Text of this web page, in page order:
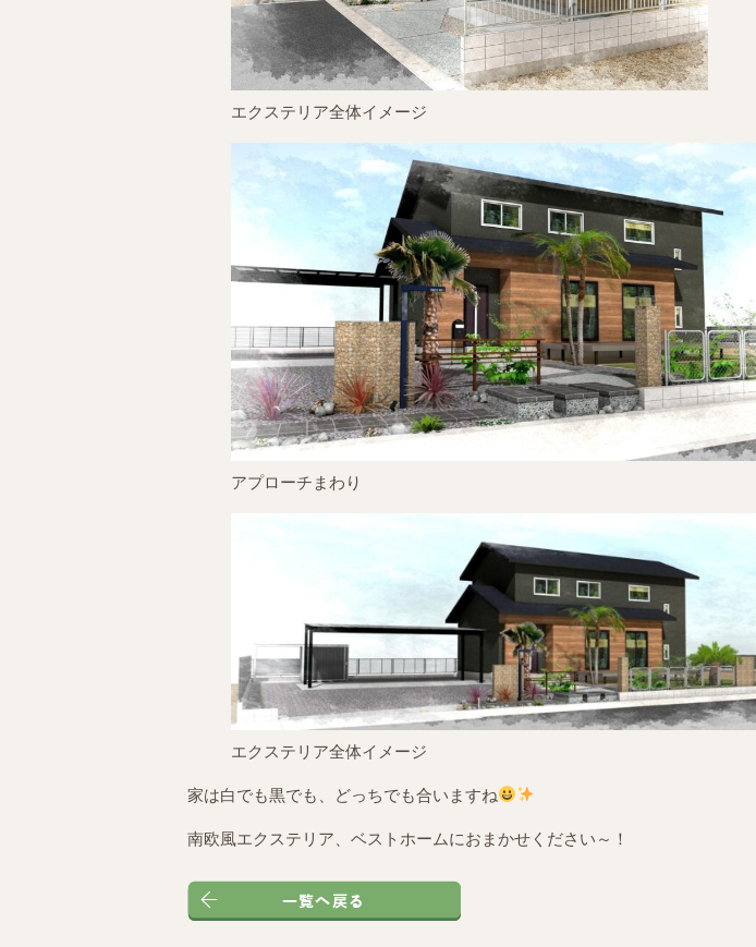
エクステリア全体イメージ
アプローチまわり
エクステリア全体イメージ
家は白でも黒でも、どっちでも合いますね
南欧風エクステリア、ベストホームにおまかせください～！